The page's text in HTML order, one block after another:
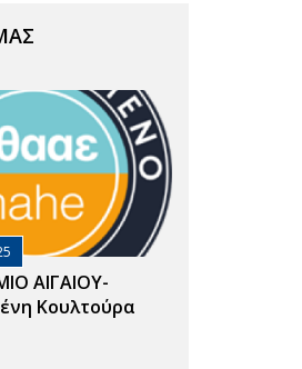
ΑΙΓΑΙΟΥ-
Κουλτούρα